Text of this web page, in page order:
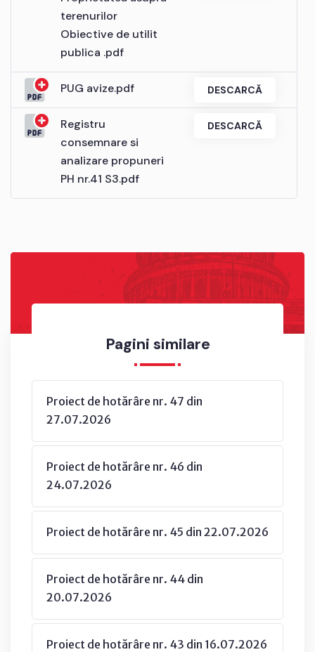
Pagini similare
Proiect de hotărâre nr. 47 din
27.07.2026
Proiect de hotărâre nr. 46 din
24.07.2026
Proiect de hotărâre nr. 45 din 22.07.2026
Proiect de hotărâre nr. 44 din
20.07.2026
Proiect de hotărâre nr. 43 din 16.07.2026
terenurilor
Obiective de utilit
publica .pdf
PUG avize.pdf DESCARCĂ
Registru
consemnare si
analizare propuneri
PH nr.41 S3.pdf
DESCARCĂ